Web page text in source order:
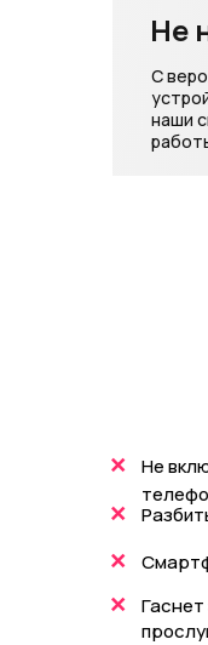
Не
С
наши
+Не
+
+
+